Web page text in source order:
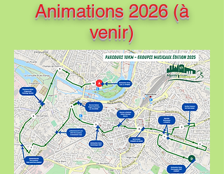
Animations 2026 (à
venir)